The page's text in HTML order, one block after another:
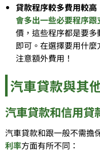
貸款程序較多費用較高
會多出一些必要程序跟
價，這些程序都是要
即可。在選擇要用什
注意額外費用！
汽車貸款與其
汽車貸款和信用貸
汽車貸款和跟一般不需擔
利率方面有所不同：